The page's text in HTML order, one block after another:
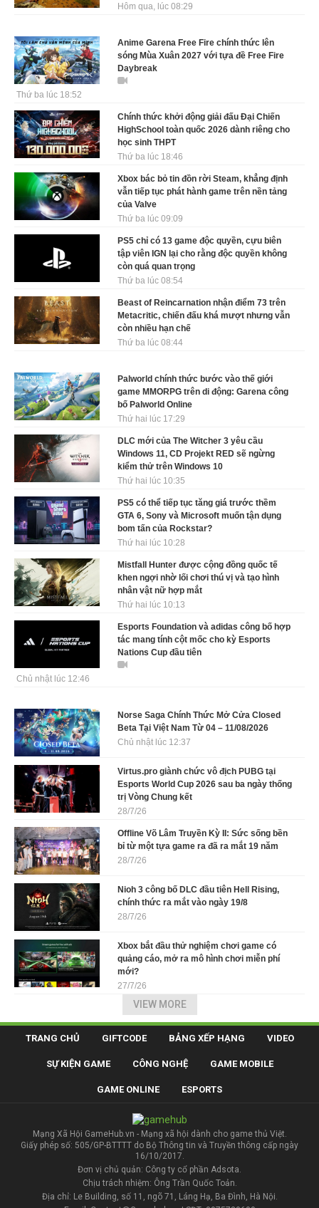
Hôm qua, lúc 08:29
Anime Garena Free Fire chính thức lên
sóng Mùa Xuân 2027 với tựa đề Free Fire
Daybreak
Thứ ba lúc 18:52
Chính thức khởi động giải đấu Đại Chiến
HighSchool toàn quốc 2026 dành riêng cho
học sinh THPT
Thứ ba lúc 18:46
Xbox bác bỏ tin đồn rời Steam, khẳng định
vẫn tiếp tục phát hành game trên nền tảng
của Valve
Thứ ba lúc 09:09
PS5 chỉ có 13 game độc quyền, cựu biên
tập viên IGN lại cho rằng độc quyền không
còn quá quan trọng
Thứ ba lúc 08:54
Beast of Reincarnation nhận điểm 73 trên
Metacritic, chiến đấu khá mượt nhưng vẫn
còn nhiều hạn chế
Thứ ba lúc 08:44
Palworld chính thức bước vào thế giới
game MMORPG trên di động: Garena công
bố Palworld Online
Thứ hai lúc 17:29
DLC mới của The Witcher 3 yêu cầu
Windows 11, CD Projekt RED sẽ ngừng
kiểm thử trên Windows 10
Thứ hai lúc 10:35
PS5 có thể tiếp tục tăng giá trước thềm
GTA 6, Sony và Microsoft muốn tận dụng
bom tấn của Rockstar?
Thứ hai lúc 10:28
Mistfall Hunter được cộng đồng quốc tế
khen ngợi nhờ lối chơi thú vị và tạo hình
nhân vật nữ hợp mắt
Thứ hai lúc 10:13
Esports Foundation và adidas công bố hợp
tác mang tính cột mốc cho kỳ Esports
Nations Cup đầu tiên
Chủ nhật lúc 12:46
Norse Saga Chính Thức Mở Cửa Closed
Beta Tại Việt Nam Từ 04 – 11/08/2026
Chủ nhật lúc 12:37
Virtus.pro giành chức vô địch PUBG tại
Esports World Cup 2026 sau ba ngày thống
trị Vòng Chung kết
28/7/26
Offline Võ Lâm Truyền Kỳ II: Sức sống bền
bỉ từ một tựa game ra đã ra mắt 19 năm
28/7/26
Nioh 3 công bố DLC đầu tiên Hell Rising,
chính thức ra mắt vào ngày 19/8
28/7/26
Xbox bắt đầu thử nghiệm chơi game có
quảng cáo, mở ra mô hình chơi miễn phí
mới?
27/7/26
VIEW MORE
TRANG CHỦ GIFTCODE BẢNG XẾP HẠNG VIDEO
SỰ KIỆN GAME CÔNG NGHỆ GAME MOBILE
GAME ONLINE ESPORTS
Mạng Xã Hội GameHub.vn - Mạng xã hội dành cho game thủ Việt.
Giấy phép số: 505/GP-BTTTT do Bộ Thông tin và Truyền thông cấp ngày
16/10/2017.
Đơn vị chủ quản: Công ty cổ phần Adsota.
Chịu trách nhiệm: Ông Trần Quốc Toản.
Địa chỉ: Le Building, số 11, ngõ 71, Láng Hạ, Ba Đình, Hà Nội.